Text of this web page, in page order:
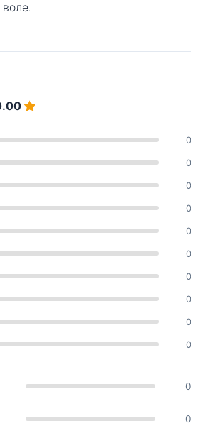
воле.
0
0
0
0
0
0
0
0
0
0
0
0